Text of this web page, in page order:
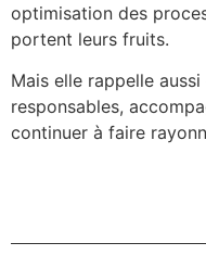
optimisation des
portent leurs fruits.
Mais elle rappelle
responsables,
continuer à faire